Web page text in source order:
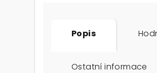
Popis
Ostatní informace